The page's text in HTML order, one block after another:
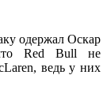
одержал Оскар
Red Bull не
ведь у них